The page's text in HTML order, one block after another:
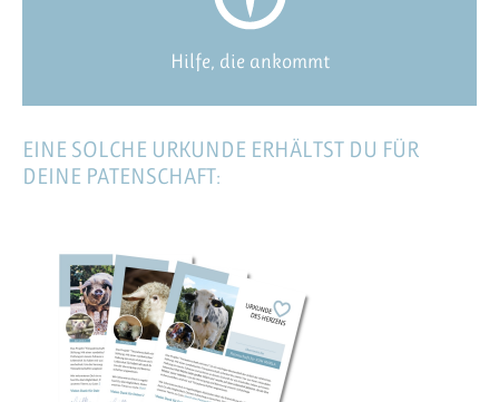
Hilfe, die ankommt
EINE SOLCHE URKUNDE ERHÄLTST DU FÜR
DEINE PATENSCHAFT: